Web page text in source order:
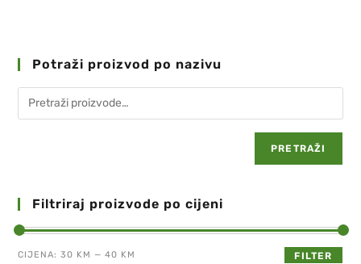
Potraži proizvod po nazivu
PRETRAŽI
Filtriraj proizvode po cijeni
FILTER
CIJENA:30 KM —40 KM